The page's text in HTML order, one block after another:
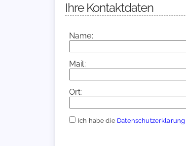
Ihre Kontaktdaten
Name:
Mail:
Ort:
Ich habe die Datenschutzerklärung